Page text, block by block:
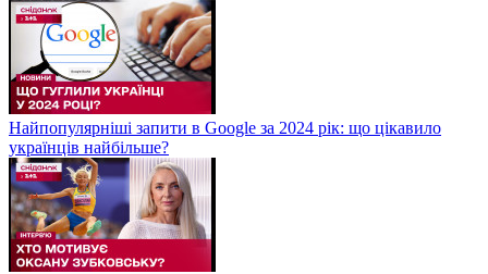
Найпопулярніші запити в Google за 2024 рік: що цікавило
українців найбільше?